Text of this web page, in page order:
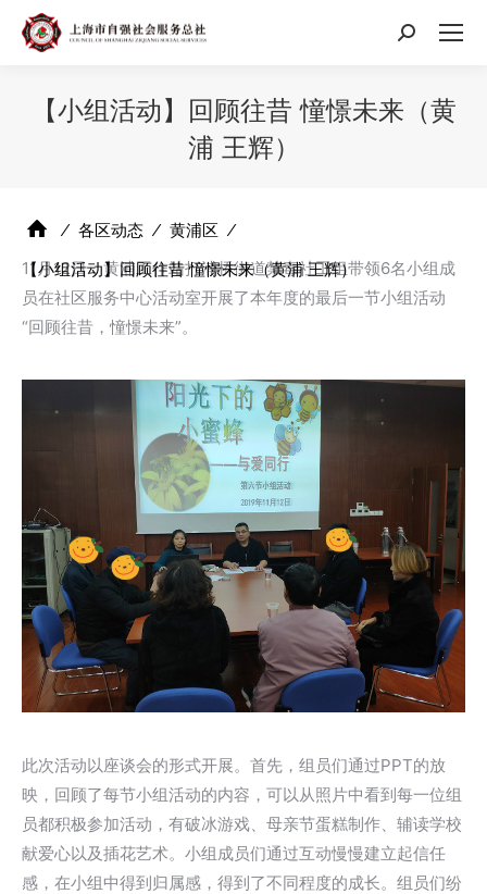
搜
【小组活动】回顾往昔 憧憬未来（黄
浦 王辉）
⁄ 各区动态 ⁄ 黄浦区 ⁄
【小组活动】回顾往昔 憧憬未来（黄浦 王辉）
11月12日，黄浦工作站打浦桥街道禁毒社工组带领6名小组成
员在社区服务中心活动室开展了本年度的最后一节小组活动
“回顾往昔，憧憬未来”。
此次活动以座谈会的形式开展。首先，组员们通过PPT的放
映，回顾了每节小组活动的内容，可以从照片中看到每一位组
员都积极参加活动，有破冰游戏、母亲节蛋糕制作、辅读学校
献爱心以及插花艺术。小组成员们通过互动慢慢建立起信任
感，在小组中得到归属感，得到了不同程度的成长。组员们纷